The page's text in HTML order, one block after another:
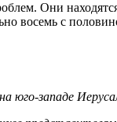
Они
восемь с
юго-западе